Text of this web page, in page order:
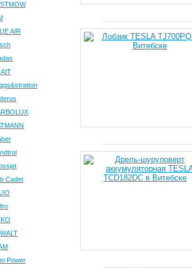
AIR
Cadet
Power